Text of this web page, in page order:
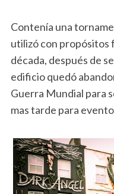
Contenía una
utilizó con propósitos
década, después de
edificio quedó
Guerra Mundial para
mas tarde para